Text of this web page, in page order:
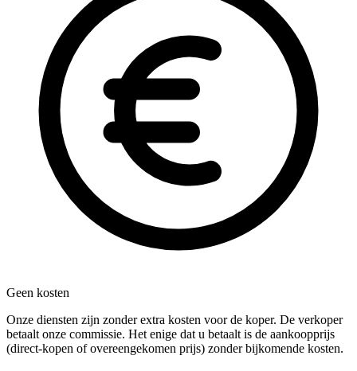
Geen kosten
Onze diensten zijn zonder extra kosten voor de koper. De verkoper
betaalt onze commissie. Het enige dat u betaalt is de aankoopprijs
(direct-kopen of overeengekomen prijs) zonder bijkomende kosten.